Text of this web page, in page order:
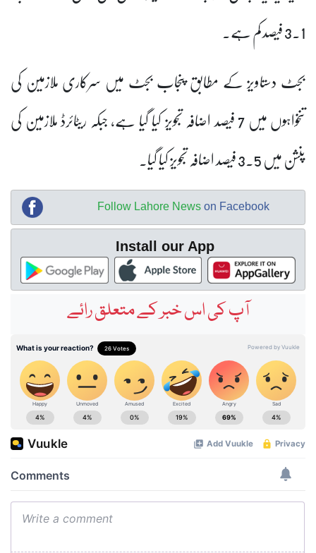
3.1 فیصد کم ہے۔
بجٹ دستاویز کے مطابق پنجاب بجٹ میں سرکاری ملازمین کی
تنخواہوں میں 7 فیصد اضافہ تجویز کیا گیا ہے، جبکہ ریٹائرڈ ملازمین کی
پنشن میں 3.5 فیصد اضافہ تجویز کیا گیا۔
Follow Lahore News on Facebook
Install our App
آپ کی اس خبر کے متعلق رائے